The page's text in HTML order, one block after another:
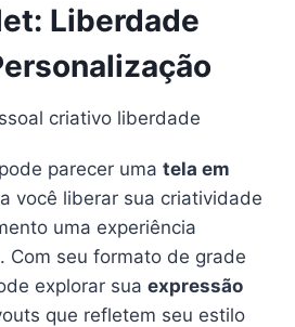
Liberdade
pode parecer uma tela em
você liberar sua criatividade
uma experiência
. Com seu formato de grade
explorar sua expressão
que refletem seu estilo